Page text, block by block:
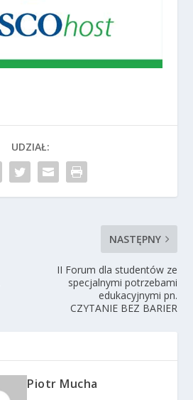
UDZIAŁ:
NASTĘPNY
II Forum dla studentów ze
specjalnymi potrzebami
edukacyjnymi pn.
CZYTANIE BEZ BARIER
Piotr Mucha